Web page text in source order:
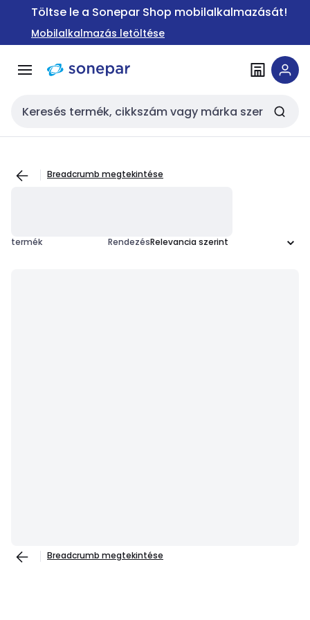
Ugrás a
Ugrás a
tartalomra
Töltse le a Sonepar Shop mobilalkalmazását!
Mobilalkalmazás letöltése
Keresési bemenet
Breadcrumb megtekintése
termék Rendezés
Breadcrumb megtekintése